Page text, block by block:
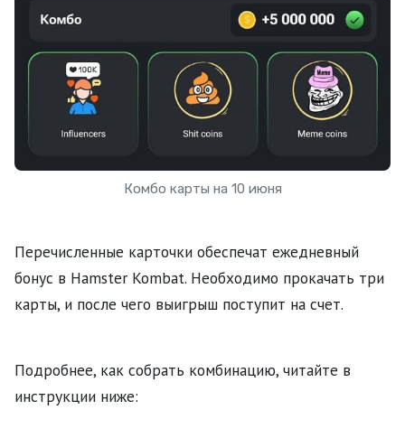
Комбо карты на 10 июня
Перечисленные карточки обеспечат ежедневный
бонус в Hamster Kombat. Необходимо прокачать три
карты, и после чего выигрыш поступит на счет.
Подробнее, как собрать комбинацию, читайте в
инструкции ниже: